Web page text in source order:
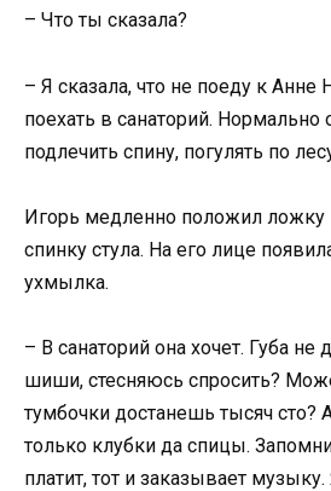
– Что ты сказала?
– Я сказала, что не поеду к Анне
поехать в санаторий. Нормально
подлечить спину, погулять по
Игорь медленно положил ложку
спинку стула. На его лице
ухмылка.
– В санаторий она хочет. Губа не
шиши, стесняюсь спросить?
тумбочки достанешь тысяч сто?
только клубки да спицы.
платит, тот и заказывает